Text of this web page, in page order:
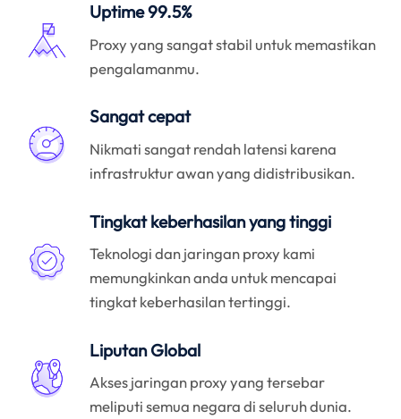
Uptime 99.5%
Proxy yang sangat stabil untuk memastikan
pengalamanmu.
Sangat cepat
Nikmati sangat rendah latensi karena
infrastruktur awan yang didistribusikan.
Tingkat keberhasilan yang tinggi
Teknologi dan jaringan proxy kami
memungkinkan anda untuk mencapai
tingkat keberhasilan tertinggi.
Liputan Global
Akses jaringan proxy yang tersebar
meliputi semua negara di seluruh dunia.